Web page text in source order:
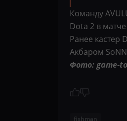
Команду
Dota 2 в
Ранее кастер
Акбаром
Фото: game-
fishman